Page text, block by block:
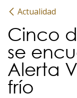
Actualidad
Cinco
se
Alerta
frío